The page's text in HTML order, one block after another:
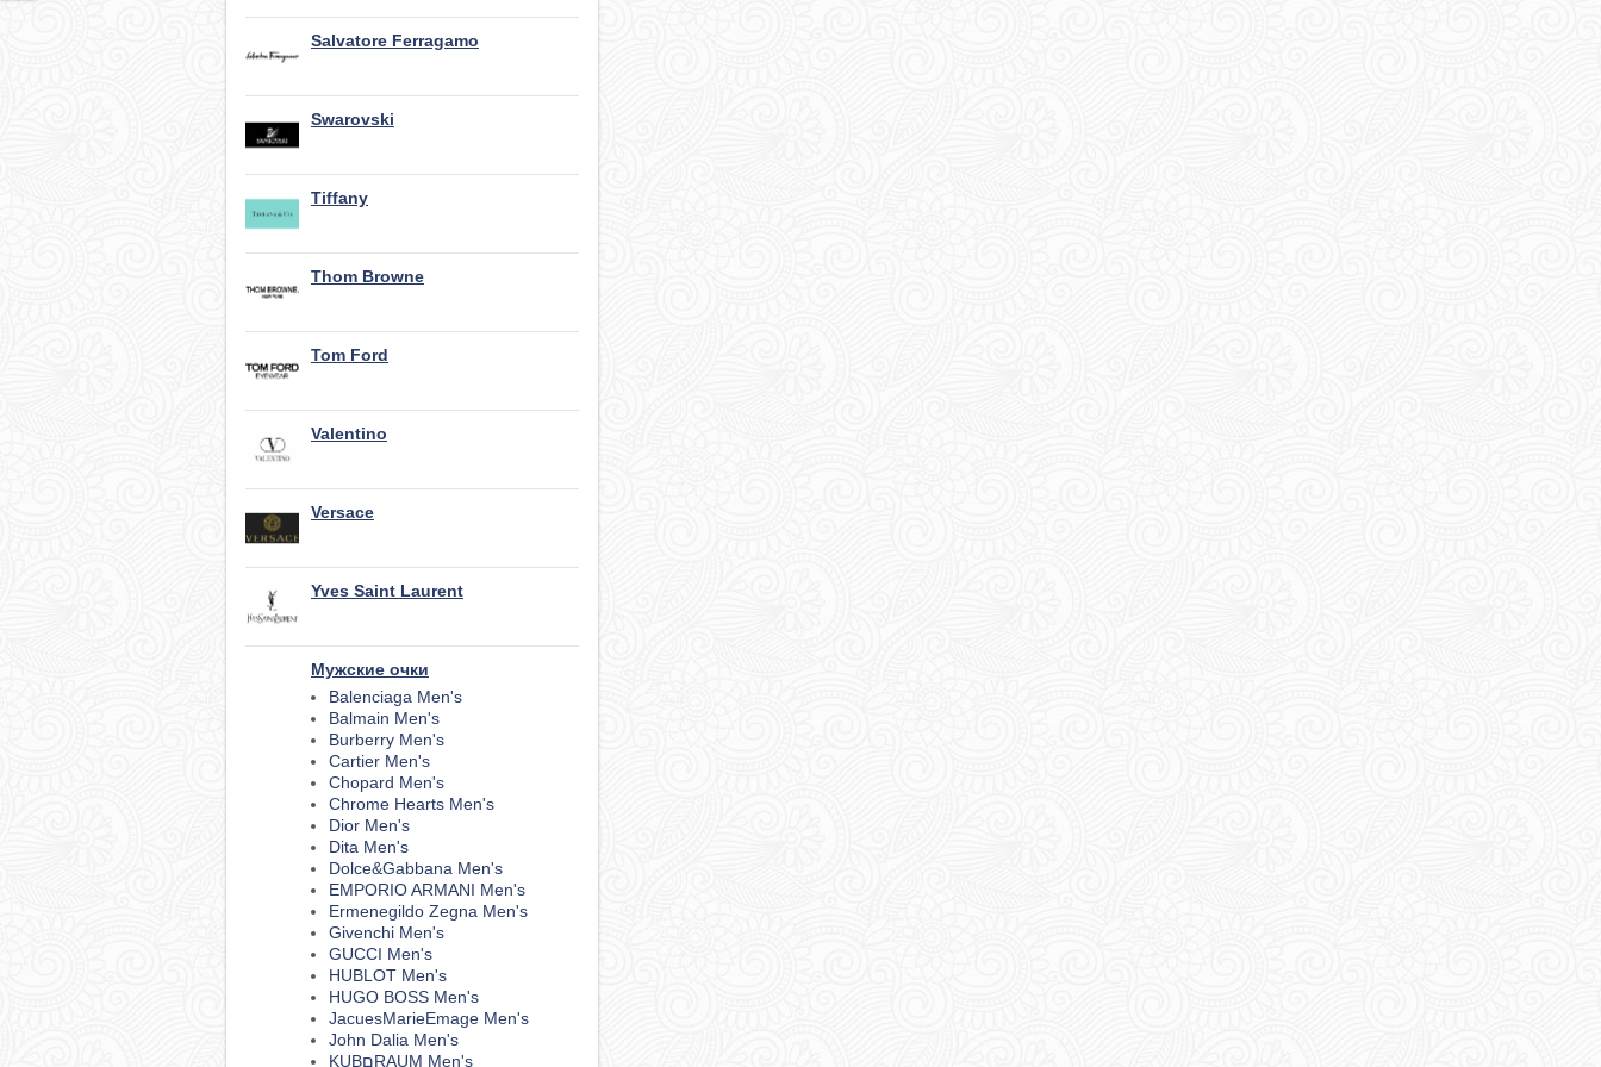
Salvatore Ferragamo
Swarovski
Tiffany
Thom Browne
Tom Ford
Valentino
Versace
Yves Saint Laurent
Мужские очки
Balenciaga Men's
Balmain Men's
Burberry Men's
Cartier Men's
Chopard Men's
Chrome Hearts Men's
Dior Men's
Dita Men's
Dolce&Gabbana Men's
EMPORIO ARMANI Men's
Ermenegildo Zegna Men's
Givenchi Men's
GUCCI Men's
HUBLOT Men's
HUGO BOSS Men's
JacuesMarieEmage Men's
John Dalia Men's
KUBםRAUM Men's